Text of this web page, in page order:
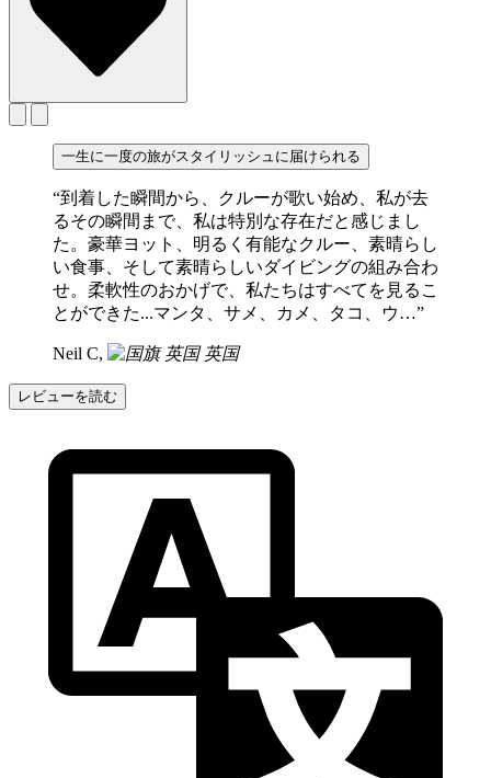
一生に一度の旅がスタイリッシュに届けられる
“到着した瞬間から、クルーが歌い始め、私が去
るその瞬間まで、私は特別な存在だと感じまし
た。豪華ヨット、明るく有能なクルー、素晴らし
い食事、そして素晴らしいダイビングの組み合わ
せ。柔軟性のおかげで、私たちはすべてを見るこ
とができた...マンタ、サメ、カメ、タコ、ウ…”
Neil C, 英国
レビューを読む